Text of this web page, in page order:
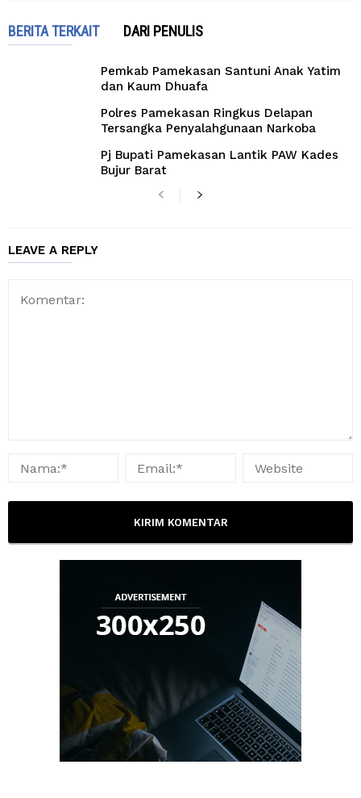
BERITA TERKAIT DARI PENULIS
Pemkab Pamekasan Santuni Anak Yatim
dan Kaum Dhuafa
Polres Pamekasan Ringkus Delapan
Tersangka Penyalahgunaan Narkoba
Pj Bupati Pamekasan Lantik PAW Kades
Bujur Barat
LEAVE A REPLY